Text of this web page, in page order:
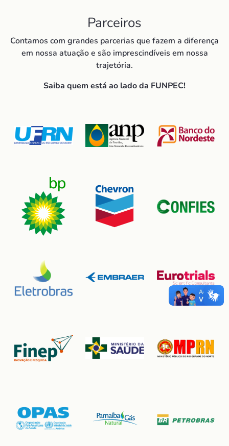
Parceiros
Contamos com grandes parcerias que fazem a diferença
em nossa atuação e são imprescindíveis em nossa
trajetória.
Saiba quem está ao lado da FUNPEC!